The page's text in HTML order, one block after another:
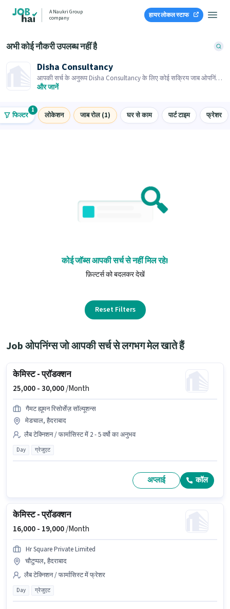
A Naukri Group
company
हायर लोकल स्टाफ
अभी कोई नौकरी उपलब्ध नहीं है
Disha Consultancy
आपकी सर्च के अनुरूप Disha Consultancy के लिए कोई सक्रिय जाब ओपनिंग
नहीं है। समान जाब ओपनिंग्स ब्राउज़ करें।
और जानें
फिल्टर
1
लोकेशन जाब रोल (1) घर से काम पार्ट टाइम फ्रेशर
कोई जॉब्स आपकी सर्च से नहीं मिल रहे!
फ़िल्टर्स को बदलकर देखें
Reset Filters
Job ओपनिंग्स जो आपकी सर्च से लगभग मेल खाते हैं
केमिस्ट - प्रॉडक्शन
25,000 -30,000/Month
गैमट ह्यूमन रिसोर्सेज़ सॉल्यूशन्स
मेडचाल, हैदराबाद
लैब टेक्निशन / फार्मासिस्ट में 2 - 5 वर्षो का अनुभव
Day ग्रेजुएट
अप्लाई कॉल
केमिस्ट - प्रॉडक्शन
16,000 - 19,000/Month
Hr Square Private Limited
चौटुप्पल, हैदराबाद
लैब टेक्निशन / फार्मासिस्ट में फ्रेशर
Day ग्रेजुएट